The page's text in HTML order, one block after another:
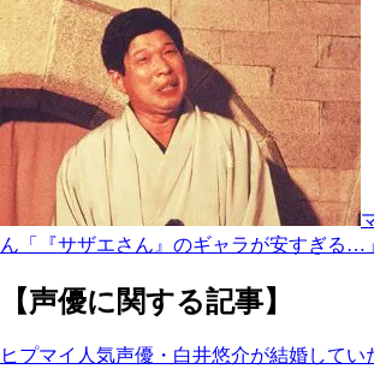
ん「『サザエさん』のギャラが安すぎる…」
【声優に関する記事】
ヒプマイ人気声優・白井悠介が結婚してい